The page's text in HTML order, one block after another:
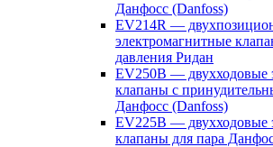
Данфосс (Danfoss)
EV214R —
электромагнитные
давления Ридан
EV250B — двухходовые
клапаны с
Данфосс (Danfoss)
EV225B — двухходовые
клапаны для пара